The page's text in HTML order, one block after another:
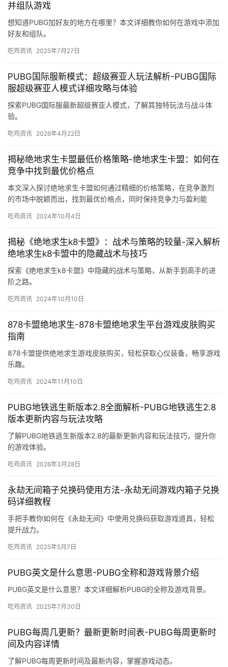
并组队游戏
想知道PUBG加好友的地方在哪里？本文详细教你如何在游戏中添加
好友和组队。
吃鸡资讯 2025年7月27日
PUBG国际服新模式：超级赛亚人玩法解析-PUBG国际
服超级赛亚人模式详细攻略与体验
探索PUBG国际服最新超级赛亚人模式，了解其独特玩法与战斗体
验。
吃鸡资讯 2026年4月22日
揭秘绝地求生卡盟最低价格策略-绝地求生卡盟：如何在
竞争中找到最优价格点
本文深入探讨绝地求生卡盟如何通过精细的价格策略，在竞争激烈
的市场中脱颖而出，找到最优价格点，同时保持竞争力与盈利能
吃鸡资讯 2024年10月4日
揭秘《绝地求生k8卡盟》：战术与策略的较量-深入解析
绝地求生k8卡盟中的隐藏战术与技巧
探索《绝地求生k8卡盟》中隐藏的战术与策略，从新手到高手的进
阶之路。
吃鸡资讯 2024年10月10日
878卡盟绝地求生-878卡盟绝地求生平台游戏皮肤购买
指南
878卡盟提供绝地求生游戏皮肤购买，轻松获取心仪装备，畅享游戏
乐趣。
吃鸡资讯 2024年11月10日
PUBG地铁逃生新版本2.8全面解析-PUBG地铁逃生2.8
版本更新内容与玩法攻略
了解PUBG地铁逃生新版本2.8的最新更新内容和玩法技巧，提升你
的游戏体验。
吃鸡资讯 2026年3月28日
永劫无间箱子兑换码使用方法-永劫无间游戏内箱子兑换
码详细教程
手把手教你如何在《永劫无间》中使用兑换码获取游戏道具，轻松
提升战力。
吃鸡资讯 2025年5月7日
PUBG英文是什么意思-PUBG全称和游戏背景介绍
PUBG英文是什么意思？本文详细解析PUBG的全称及游戏背景。
吃鸡资讯 2025年7月30日
PUBG每周几更新？最新更新时间表-PUBG每周更新时
间及内容详情
了解PUBG每周更新时间及最新内容，掌握游戏动态。